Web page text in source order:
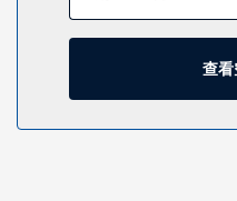
物业设施
您可享受室内游泳池、热水
设施。此酒店的其他特色包
您可以到服务阿巴克尔旅馆
查